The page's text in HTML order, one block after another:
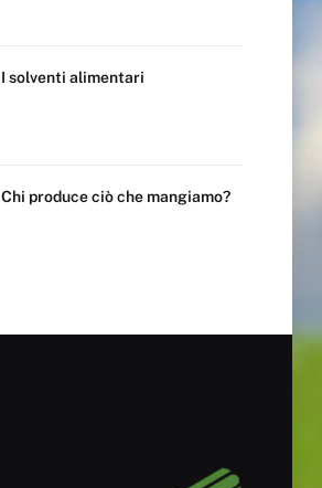
I solventi alimentari
Chi produce ciò che mangiamo?